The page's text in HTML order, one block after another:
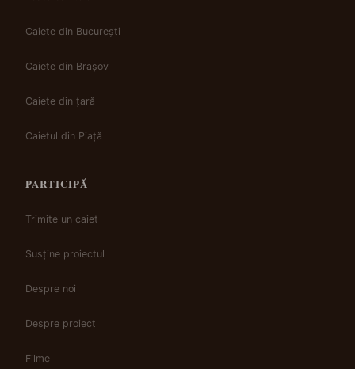
Caiete din București
Caiete din Brașov
Caiete din țară
Caietul din Piață
PARTICIPĂ
Trimite un caiet
Susține proiectul
Despre noi
Despre proiect
Filme